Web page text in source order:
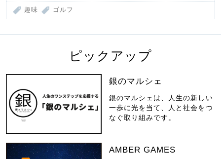
趣味 ゴルフ
ピックアップ
銀のマルシェ
銀のマルシェは、人生の新しい
一歩に光を当て、人と社会をつ
なぐ取り組みです。
AMBER GAMES